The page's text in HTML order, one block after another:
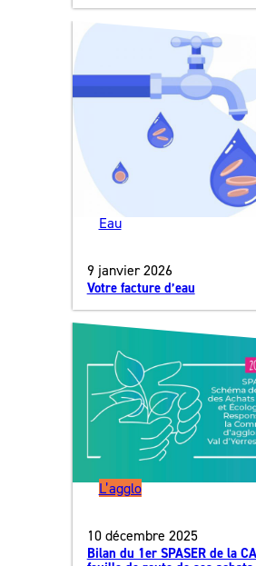
Eau
9 janvier 2026
Votre facture d’eau
L’agglo
10 décembre 2025
Bilan du 1er SPASER de la